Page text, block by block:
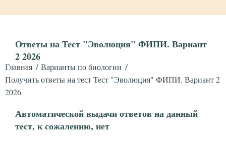
Ответы на Тест "Эволюция" ФИПИ. Вариант
2 2026
Главная
Варианты по биологии
Получить ответы на тест Тест "Эволюция" ФИПИ. Вариант 2
2026
Автоматической выдачи ответов на данный
тест, к сожалению, нет